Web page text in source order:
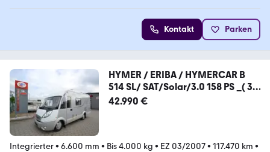
Kontakt Parken
HYMER / ERIBA / HYMERCAR B
514 SL/ SAT/Solar/3.0 158 PS _( 34
)
42.990 €
Integrierter• 6.600 mm • Bis 4.000 kg • EZ 03/2007• 117.470 km •